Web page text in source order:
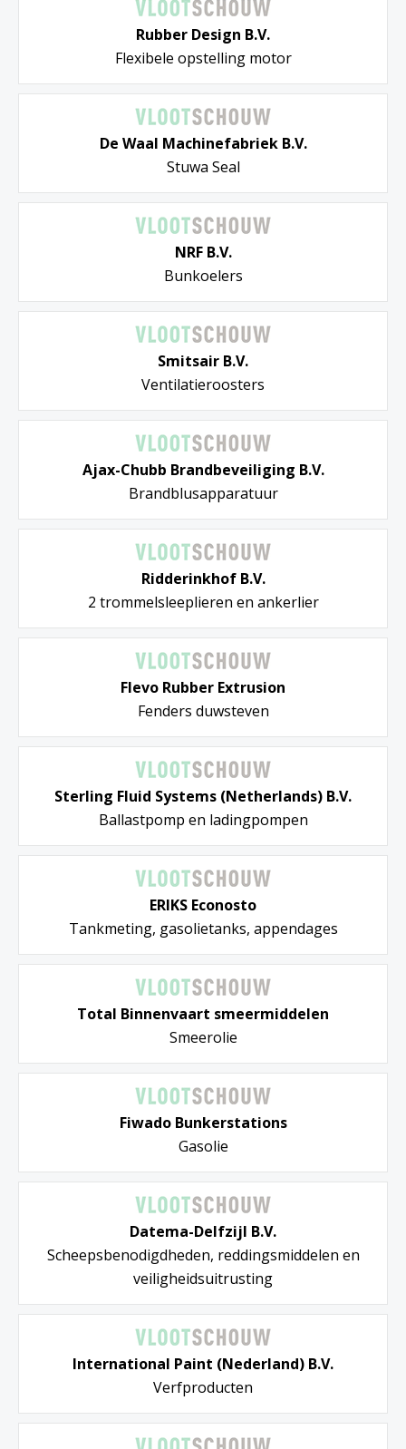
Rubber Design B.V.
Flexibele opstelling motor
De Waal Machinefabriek B.V.
Stuwa Seal
NRF B.V.
Bunkoelers
Smitsair B.V.
Ventilatieroosters
Ajax-Chubb Brandbeveiliging B.V.
Brandblusapparatuur
Ridderinkhof B.V.
2 trommelsleeplieren en ankerlier
Flevo Rubber Extrusion
Fenders duwsteven
Sterling Fluid Systems (Netherlands) B.V.
Ballastpomp en ladingpompen
ERIKS Econosto
Tankmeting, gasolietanks, appendages
Total Binnenvaart smeermiddelen
Smeerolie
Fiwado Bunkerstations
Gasolie
Datema-Delfzijl B.V.
Scheepsbenodigdheden, reddingsmiddelen en
veiligheidsuitrusting
International Paint (Nederland) B.V.
Verfproducten